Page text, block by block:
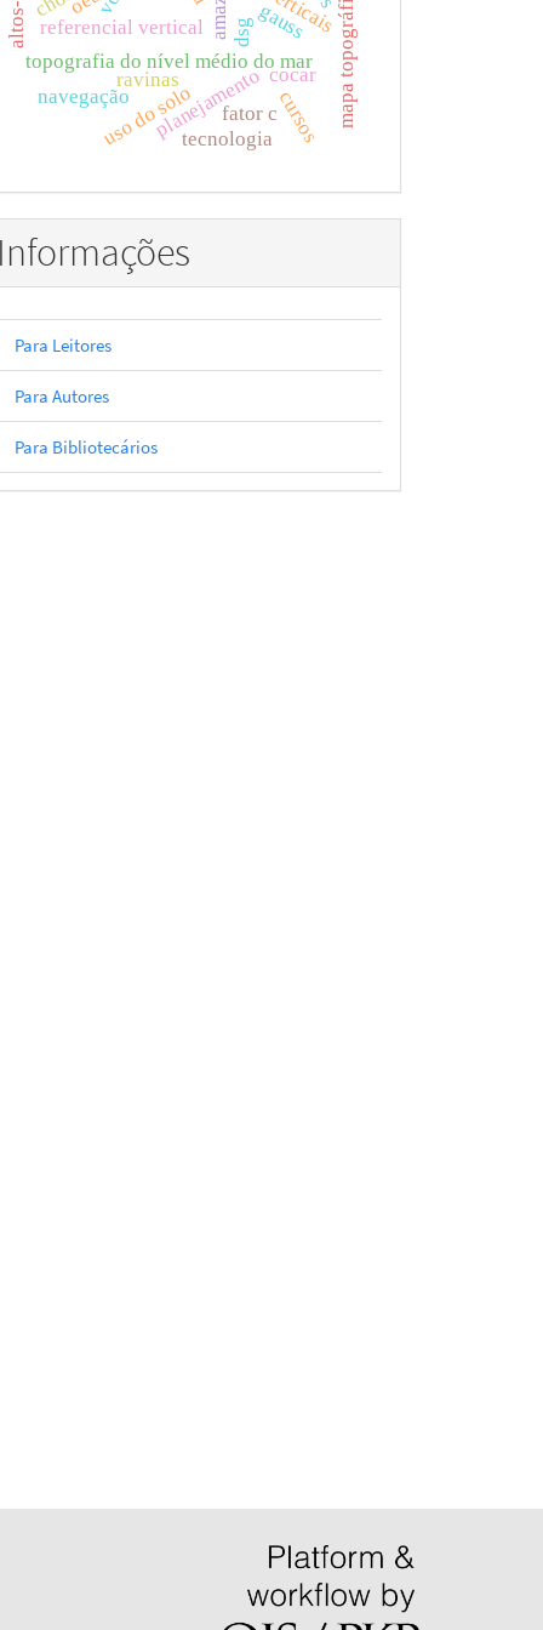
topografia do nível médio do mar
ravinas
uso do solo mapa topográfico
referencial vertical
navegação planejamento cocar
dsg
fator c
gauss
tecnologiacursos
Informações
Para Leitores
Para Autores
Para Bibliotecários